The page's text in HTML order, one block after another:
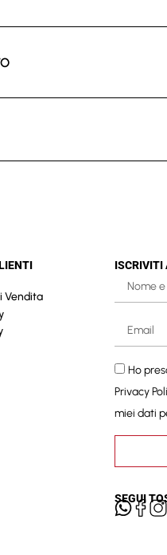
Vendita
ISCRIVITI
Ho
Privacy
miei dati
SEGUI